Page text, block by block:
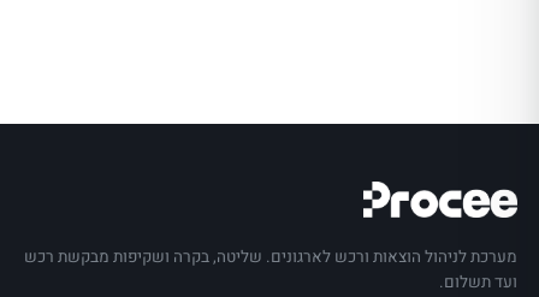
מערכת לניהול הוצאות ורכש לארגונים. שליטה, בקרה ושקיפות מבקשת רכש
ועד תשלום.